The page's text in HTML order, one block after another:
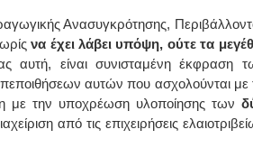
Ανασυγκρότησης,
να έχει λάβει υπόψη, ούτε τα
αυτή, είναι συνισταμένη έκφραση
αυτών που ασχολούνται με
με την υποχρέωση υλοποίησης των
από τις επιχειρήσεις
Πάρνηθας 95-97 Αχαρναί
2102467085 & 6938502258
email- elenboumpa@gmail.com